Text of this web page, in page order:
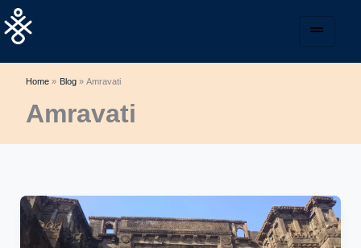
Skip
to
Home Blog Amravati
Amravati